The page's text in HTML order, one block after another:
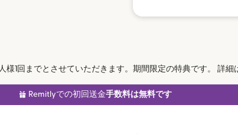
様1回までとさせていただきます。期間限定の特典です。 詳細
Remitlyでの初回送金手数料は無料です